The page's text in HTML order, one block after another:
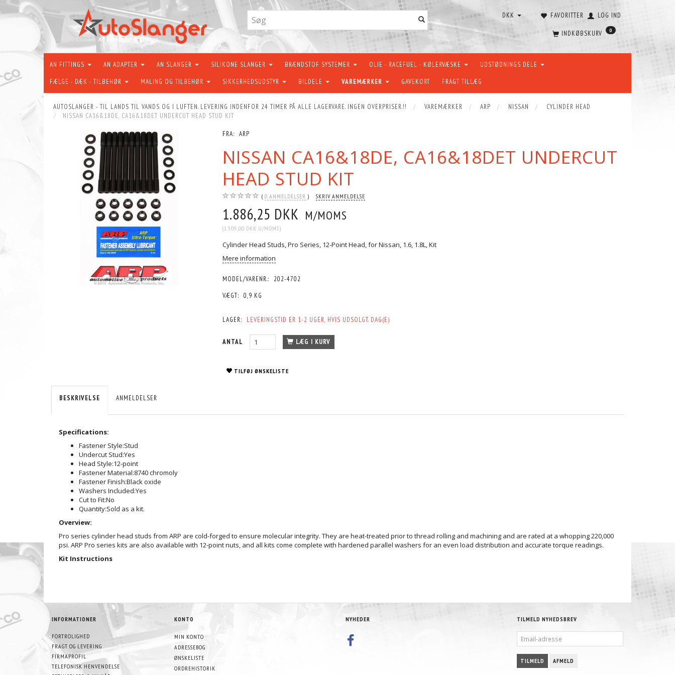
FAVORITTER LOG IND
DKK
INDKØBSKURV 0
AN FITTINGS AN ADAPTER AN SLANGER SILIKONE SLANGER BRÆNDSTOF SYSTEMER OLIE - RACEFUEL - KØLERVÆSKE UDSTØDNINGS DELE
FÆLGE - DÆK - TILBEHØR MALING OG TILBEHØR SIKKERHEDSUDSTYR BILDELE VAREMÆRKER GAVEKORT FRAGT TILLÆG
AUTOSLANGER - TIL LANDS TIL VANDS OG I LUFTEN. LEVERING INDENFOR 24 TIMER PÅ ALLE LAGERVARE. INGEN OVERPRISER.!! VAREMÆRKER ARP NISSAN
CYLINDER HEAD
NISSAN CA16&18DE, CA16&18DET UNDERCUT HEAD STUD KIT
FRA: ARP
NISSAN CA16&18DE, CA16&18DET UNDERCUT
HEAD STUD KIT
0 ANMELDELSER SKRIV ANMELDELSE
1.886,25 DKK M/MOMS
(1.509,00 DKK U/MOMS)
Cylinder Head Studs, Pro Series, 12-Point Head, for Nissan, 1.6, 1.8L, Kit
Mere information
MODEL/VARENR.:
202-4702
VÆGT:
0,9 KG
LAGER: LEVERINGSTID ER 1-2 UGER, HVIS UDSOLGT. DAG(E)
ANTAL LÆG I KURV
TILFØJ ØNSKELISTE
BESKRIVELSE ANMELDELSER
Specifications:
Fastener Style:Stud
Undercut Stud:Yes
Head Style:12-point
Fastener Material:8740 chromoly
Fastener Finish:Black oxide
Washers Included:Yes
Cut to Fit:No
Quantity:Sold as a kit.
Overview:
Pro series cylinder head studs from ARP are cold-forged to ensure molecular integrity. They are heat-treated prior to thread rolling and machining and are rated at a whopping 220,000
psi. ARP Pro series kits are also available with 12-point nuts, and all kits come complete with hardened parallel washers for an even load distribution and accurate torque readings.
Kit Instructions
INFORMATIONER
FORTROLIGHED
FRAGT OG LEVERING
FIRMAPROFIL
TELEFONISK HENVENDELSE
KONTO
MIN KONTO
ADRESSEBOG
ØNSKELISTE
ORDREHISTORIK
NYHEDER TILMELD NYHEDSBREV
ADRESSE
TILMELD AFMELD